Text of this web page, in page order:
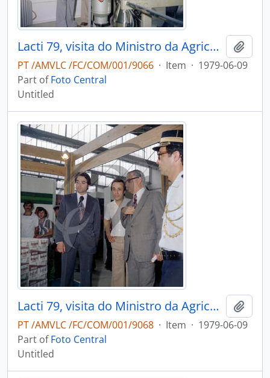
Lacti 79, visita do Ministro da Agricultura e Pescas e do Governador Civil de Aveiro
PT /AMVLC /FC/COM/001/9066 · Item · 1979-06-09
Part ofFoto Central
Untitled
Lacti 79, visita do Ministro da Agricultura e Pescas e do Governador Civil de Aveiro
PT /AMVLC /FC/COM/001/9068 · Item · 1979-06-09
Part ofFoto Central
Untitled